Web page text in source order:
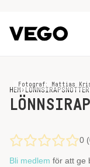
HEM › LÖNNSIRAPSNÖTTER
Fotograf: Mattias
0
Bli medlem för att ge